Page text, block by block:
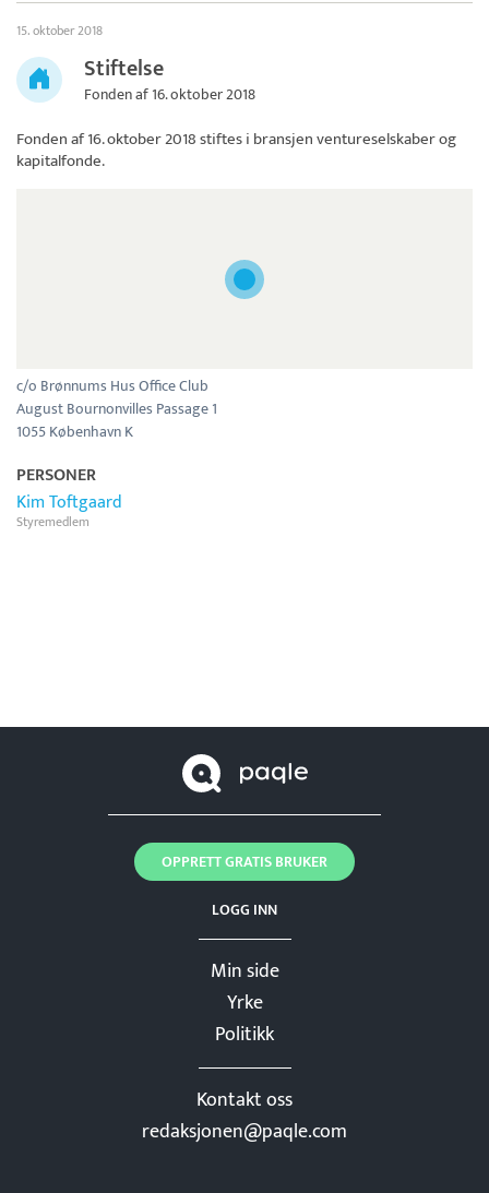
15. oktober 2018
Stiftelse
Fonden af 16. oktober 2018
Fonden af 16. oktober 2018stiftes i bransjen ventureselskaber og
kapitalfonde.
c/o Brønnums Hus Office Club
August Bournonvilles Passage 1
1055 København K
PERSONER
Kim Toftgaard
Styremedlem
Min side
Yrke
Politikk
Kontakt oss
redaksjonen@paqle.com
LOGG INN
OPPRETT GRATIS BRUKER